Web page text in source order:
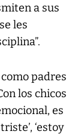
a sus
les
padres
los chicos
es
‘estoy